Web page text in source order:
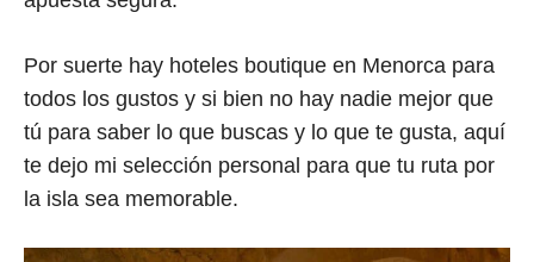
Por suerte hay hoteles boutique en Menorca para
todos los gustos y si bien no hay nadie mejor que
tú para saber lo que buscas y lo que te gusta, aquí
te dejo mi selección personal para que tu ruta por
la isla sea memorable.